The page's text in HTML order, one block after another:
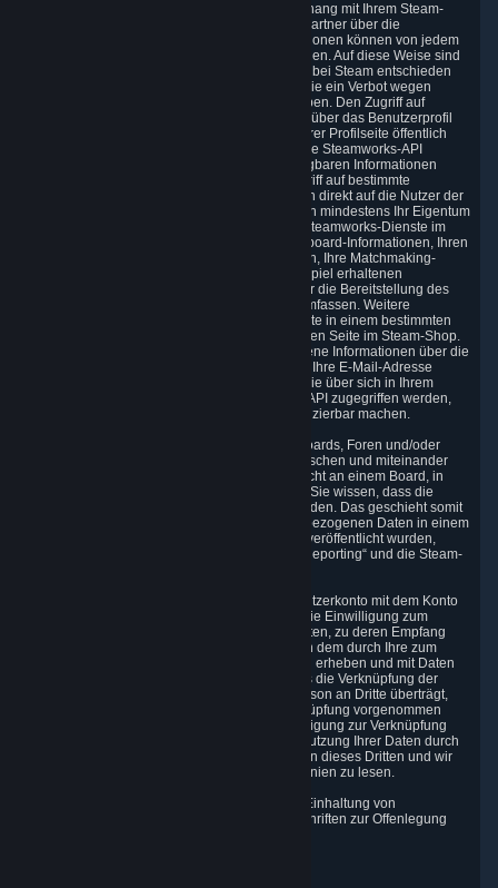
5.4 Wir stellen bestimmte Daten im Zusammenhang mit Ihrem Steam-
Benutzerkonto für andere Spieler und unsere Partner über die
Steamworks-API zur Verfügung. Diese Informationen können von jedem
durch Abfragen Ihrer Steam-ID aufgerufen werden. Auf diese Weise sind
der öffentliche Personenname, für den Sie sich bei Steam entschieden
haben, und Ihr Avatar-Bild verfügbar, auch ob Sie ein Verbot wegen
Betrug in einem Mehrspieler-Spiel erhalten haben. Den Zugriff auf
zusätzliche Informationen über Sie können Sie über das Benutzerprofil
der Seite „Steam Community“ regeln; die auf Ihrer Profilseite öffentlich
verfügbaren Daten können automatisch über die Steamworks-API
aufgerufen werden. Neben den öffentlich verfügbaren Informationen
haben Spieleentwickler und -herausgeber Zugriff auf bestimmte
Informationen von der Steamworks-API, die sich direkt auf die Nutzer der
Spiele beziehen. Diese Informationen umfassen mindestens Ihr Eigentum
am fraglichen Spiel. Abhängig davon, welche Steamworks-Dienste im
Spiel enthalten sind, kann dies auch Ihre Leadboard-Informationen, Ihren
Spielfortschritt, Ihre erspielten Errungenschaften, Ihre Matchmaking-
Informationen in Mehrspieler-Spielen, Ihre im Spiel erhaltenen
Gegenstände und weitere Informationen, die für die Bereitstellung des
Spiels und dessen Support erforderlich sind, umfassen. Weitere
Informationen dazu, welche Steamworks-Dienste in einem bestimmten
Spiel enthalten sind, finden Sie auf der jeweiligen Seite im Steam-Shop.
Während wir nicht wissentlich Personenbezogene Informationen über die
Steamworks-API wie Ihren echten Namen oder Ihre E-Mail-Adresse
weitergeben, kann auf alle Informationen, die Sie über sich in Ihrem
öffentlichen Profil teilen, über die Steamworks-API zugegriffen werden,
einschließlich der Informationen, die Sie identifizierbar machen.
5.5 Die Steam Community umfasst Message Boards, Foren und/oder
Chatbereiche, in denen Benutzer Ideen austauschen und miteinander
kommunizieren können. Wenn Sie eine Nachricht an einem Board, in
einem Forum oder Chatbereich posten, sollten Sie wissen, dass die
Informationen öffentlich verfügbar gemacht werden. Das geschieht somit
zu Ihrem eigenen Risiko. Wenn Ihre Personenbezogenen Daten in einem
unserer Community-Foren gegen Ihren Willen veröffentlicht wurden,
fordern Sie die Entfernung über die Funktion „Reporting“ und die Steam-
5.6 Valve kann Ihnen erlauben, Ihr Steam-Benutzerkonto mit dem Konto
eines Drittanbieters zu verknüpfen. Wenn Sie die Einwilligung zum
Verknüpfen der Konten erteilen, kann Valve Daten, zu deren Empfang
vom Drittanbieter Sie Valve berechtigt haben, in dem durch Ihre zum
Zeitpunkt der Einwilligung festgelegten Umfang erheben und mit Daten
Ihres Steam-Benutzerkontos kombinieren. Falls die Verknüpfung der
Konten erfordert, dass Valve Daten zu Ihrer Person an Dritte überträgt,
werden Sie darüber informiert, bevor die Verknüpfung vorgenommen
wird, und Sie erhalten Gelegenheit, Ihre Einwilligung zur Verknüpfung
und Übertragung Ihrer Daten zu erteilen. Die Nutzung Ihrer Daten durch
den Dritten unterliegt den Datenschutzrichtlinien dieses Dritten und wir
möchten Sie anhalten, diese Datenschutzrichtlinien zu lesen.
5.7 Valve kann Personenbezogene Daten zur Einhaltung von
Gerichtsbeschlüssen oder Gesetzen und Vorschriften zur Offenlegung